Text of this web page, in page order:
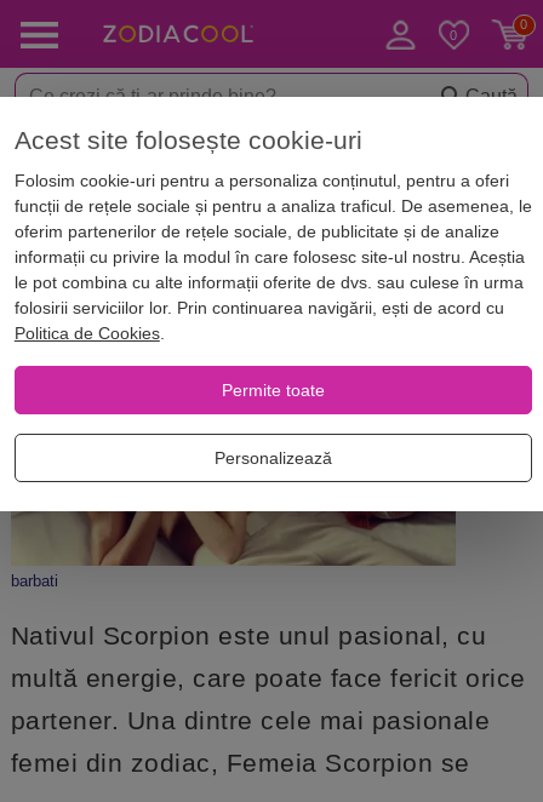
Caută
Acasă Blog Horoscop. Zodii
Horoscop afectiv nativul Scorpion
– femeia și bărbatul Scorpion în
pat
barbati
Nativul Scorpion este unul pasional, cu
multă energie, care poate face fericit orice
partener. Una dintre cele mai pasionale
femei din zodiac, Femeia Scorpion se
Acest site folosește cookie-uri
Folosim cookie-uri pentru a personaliza conținutul, pentru a oferi
funcții de rețele sociale și pentru a analiza traficul. De asemenea, le
oferim partenerilor de rețele sociale, de publicitate și de analize
informații cu privire la modul în care folosesc site-ul nostru. Aceștia
le pot combina cu alte informații oferite de dvs. sau culese în urma
folosirii serviciilor lor. Prin continuarea navigării, ești de acord cu
Politica de Cookies.
Permite toate
Personalizează